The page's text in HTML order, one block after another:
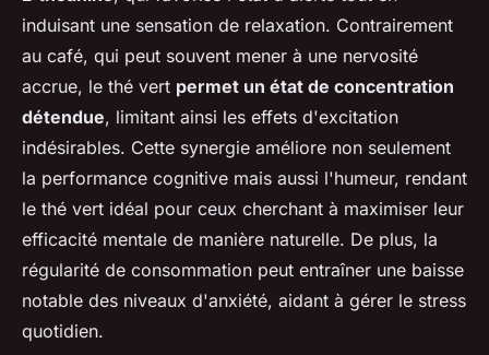
induisant une sensation de relaxation. Contrairement
au café, qui peut souvent mener à une nervosité
accrue, le thé vert permet un état de concentration
détendue, limitant ainsi les effets d'excitation
indésirables. Cette synergie améliore non seulement
la performance cognitive mais aussi l'humeur, rendant
le thé vert idéal pour ceux cherchant à maximiser leur
efficacité mentale de manière naturelle. De plus, la
régularité de consommation peut entraîner une baisse
notable des niveaux d'anxiété, aidant à gérer le stress
quotidien.